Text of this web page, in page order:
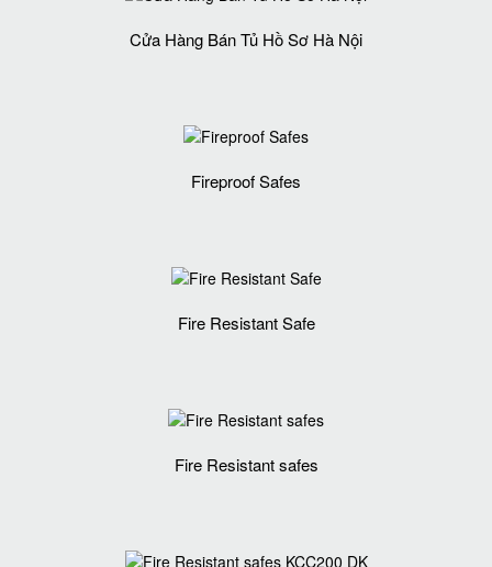
Cửa Hàng Bán Tủ Hồ Sơ Hà Nội
Fireproof Safes
Fire Resistant Safe
Fire Resistant safes